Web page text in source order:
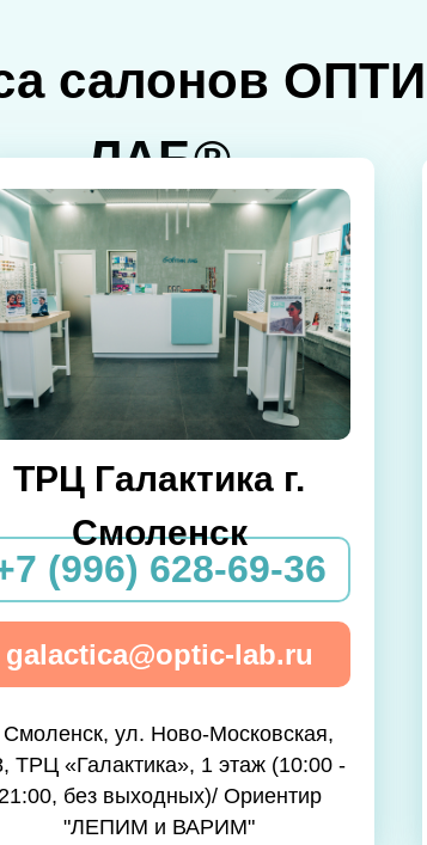
салонов
ЛАБ®
(996) 628-69-36
galactica@optic-lab.ru
ТРЦ Галактика г.
Смоленск
Смоленск, ул. Ново-Московская,
ТРЦ «Галактика», 1 этаж (10:00 -
без выходных)/ Ориентир
"ЛЕПИМ и ВАРИМ"